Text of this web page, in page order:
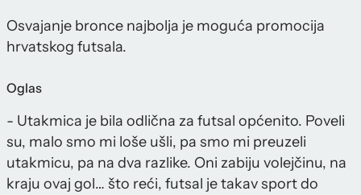
Osvajanje bronce najbolja je moguća promocija
hrvatskog futsala.
Oglas
- Utakmica je bila odlična za futsal općenito. Poveli
su, malo smo mi loše ušli, pa smo mi preuzeli
utakmicu, pa na dva razlike. Oni zabiju volejčinu, na
kraju ovaj gol… što reći, futsal je takav sport do